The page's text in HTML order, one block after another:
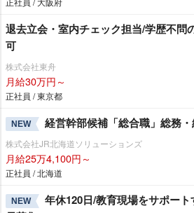
退去立会・室内チェック担当/学歴不問
可
株式会社東舟
月給30万円～
正社員 / 東京都
NEW 経営幹部候補「総合職」総務
株式会社JR北海道ソリューションズ
月給25万4,100円～
正社員 / 北海道
NEW
年休120日/教育現場をサポー